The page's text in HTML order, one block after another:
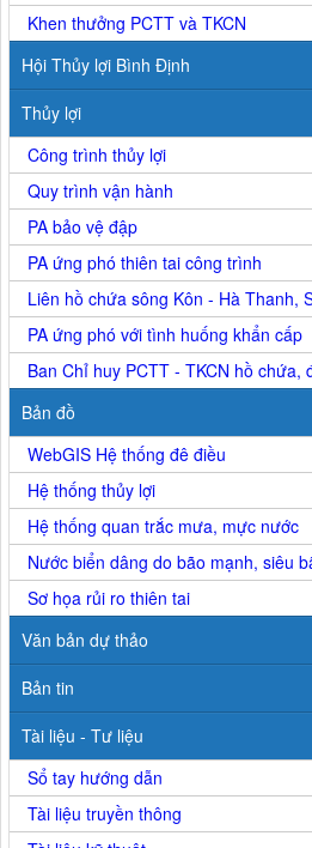
Khen thưởng PCTT và TKCN
Hội Thủy lợi Bình Định
Thủy lợi
Công trình thủy lợi
Quy trình vận hành
PA bảo vệ đập
PA ứng phó thiên tai công trình
Liên hồ chứa sông Kôn - Hà Thanh,
PA ứng phó với tình huống khẩn cấp
Ban Chỉ huy PCTT - TKCN hồ chứa,
Bản đồ
WebGIS Hệ thống đê điều
Hệ thống thủy lợi
Hệ thống quan trắc mưa, mực nước
Nước biển dâng do bão mạnh, siêu
Sơ họa rủi ro thiên tai
Văn bản dự thảo
Bản tin
Tài liệu - Tư liệu
Sổ tay hướng dẫn
Tài liệu truyền thông